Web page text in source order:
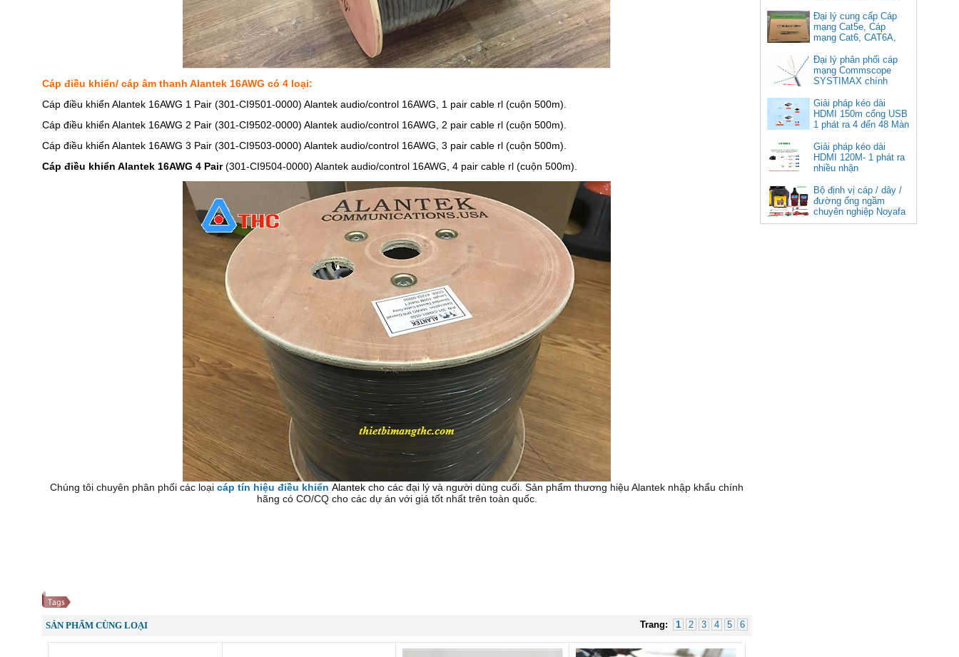
Cáp điều khiển/ cáp âm thanh Alantek 16AWG có 4 loại:
Cáp điều khiển Alantek 16AWG 1 Pair (301-CI9501-0000) Alantek audio/control 16AWG, 1 pair cable rl (cuộn 500m).
Cáp điều khiển Alantek 16AWG 2 Pair (301-CI9502-0000) Alantek audio/control 16AWG, 2 pair cable rl (cuộn 500m).
Cáp điều khiển Alantek 16AWG 3 Pair (301-CI9503-0000) Alantek audio/control 16AWG, 3 pair cable rl (cuộn 500m).
Cáp điều khiển Alantek 16AWG 4 Pair(301-CI9504-0000) Alantek audio/control 16AWG, 4 pair cable rl (cuộn 500m).
Chúng tôi chuyên phân phối các loại cáp tín hiệu điều khiển Alantek cho các đại lý và người dùng cuối. Sản phẩm thương hiệu Alantek nhập khẩu chính
hãng có CO/CQ cho các dự án với giá tốt nhất trên toàn quốc.
Trang: 1 2 3 4 5 6
SẢN PHẨM CÙNG LOẠI
Cáp chuyển USB Type-C sang
Displayport 1.4 độ phân giải
cao cấp
Giá: 350,000 VNĐ
Đại lý cung cấp Cáp
mạng Cat5e, Cáp
mạng Cat6, CAT6A,
Commscope
Đại lý phân phối cáp
mạng Commscope
SYSTIMAX chính
Giải pháp kéo dài
HDMI 150m cổng USB
1 phát ra 4 đến 48 Màn
Giải pháp kéo dài
HDMI 120M- 1 phát ra
nhiều nhận
Bộ định vị cáp / dây /
đường ống ngầm
chuyên nghiệp Noyafa
NF-826